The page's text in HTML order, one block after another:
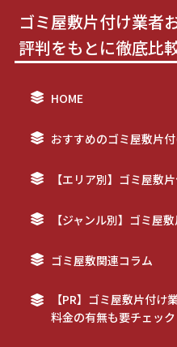
ゴミ屋敷片付け業者
評判をもとに徹底比
HOME
おすすめのゴミ屋敷片
【エリア別】ゴミ屋敷
【ジャンル別】ゴミ屋
ゴミ屋敷関連コラム
【PR】ゴミ屋敷片付
料金の有無も要チェック